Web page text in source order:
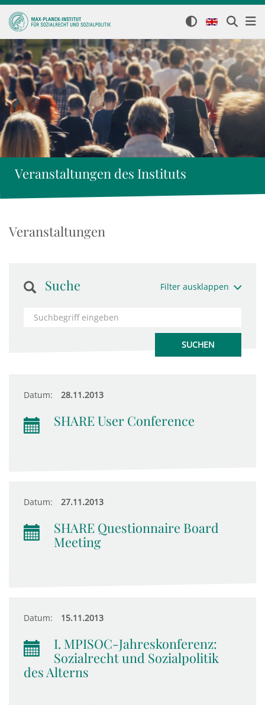
Veranstaltungen des Instituts
Veranstaltungen
Suche Filter ausklappen
Datum: 28.11.2013
SHARE User Conference
Datum: 27.11.2013
SHARE Questionnaire Board
Meeting
Datum: 15.11.2013
I. MPISOC-Jahreskonferenz:
Sozialrecht und Sozialpolitik
des Alterns